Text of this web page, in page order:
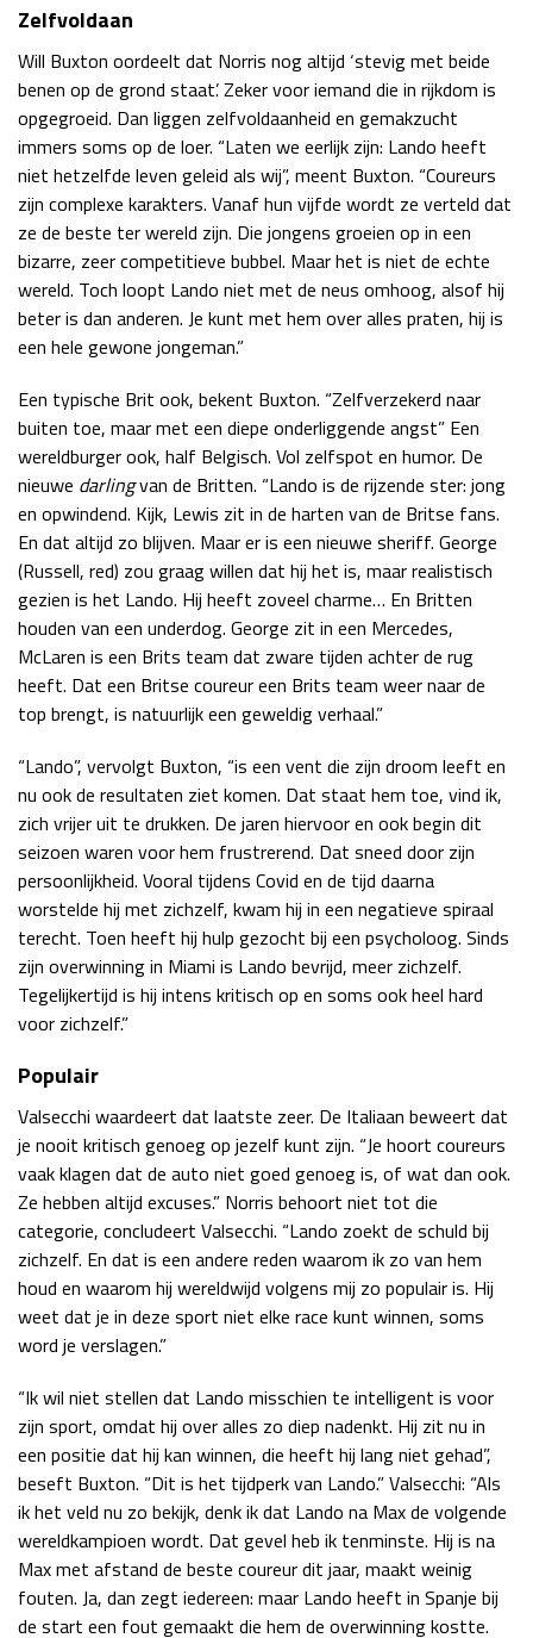
Zelfvoldaan
Will Buxton oordeelt dat Norris nog altijd ‘stevig met beide
benen op de grond staat’. Zeker voor iemand die in rijkdom is
opgegroeid. Dan liggen zelfvoldaanheid en gemakzucht
immers soms op de loer. “Laten we eerlijk zijn: Lando heeft
niet hetzelfde leven geleid als wij”, meent Buxton. “Coureurs
zijn complexe karakters. Vanaf hun vijfde wordt ze verteld dat
ze de beste ter wereld zijn. Die jongens groeien op in een
bizarre, zeer competitieve bubbel. Maar het is niet de echte
wereld. Toch loopt Lando niet met de neus omhoog, alsof hij
beter is dan anderen. Je kunt met hem over alles praten, hij is
een hele gewone jongeman.”
Een typische Brit ook, bekent Buxton. “Zelfverzekerd naar
buiten toe, maar met een diepe onderliggende angst” Een
wereldburger ook, half Belgisch. Vol zelfspot en humor. De
nieuwe darlingvan de Britten. “Lando is de rijzende ster: jong
en opwindend. Kijk, Lewis zit in de harten van de Britse fans.
En dat altijd zo blijven. Maar er is een nieuwe sheriff. George
(Russell, red) zou graag willen dat hij het is, maar realistisch
gezien is het Lando. Hij heeft zoveel charme… En Britten
houden van een underdog. George zit in een Mercedes,
McLaren is een Brits team dat zware tijden achter de rug
heeft. Dat een Britse coureur een Brits team weer naar de
top brengt, is natuurlijk een geweldig verhaal.”
“Lando”, vervolgt Buxton, “is een vent die zijn droom leeft en
nu ook de resultaten ziet komen. Dat staat hem toe, vind ik,
zich vrijer uit te drukken. De jaren hiervoor en ook begin dit
seizoen waren voor hem frustrerend. Dat sneed door zijn
persoonlijkheid. Vooral tijdens Covid en de tijd daarna
worstelde hij met zichzelf, kwam hij in een negatieve spiraal
terecht. Toen heeft hij hulp gezocht bij een psycholoog. Sinds
zijn overwinning in Miami is Lando bevrijd, meer zichzelf.
Tegelijkertijd is hij intens kritisch op en soms ook heel hard
voor zichzelf.”
Populair
Valsecchi waardeert dat laatste zeer. De Italiaan beweert dat
je nooit kritisch genoeg op jezelf kunt zijn. “Je hoort coureurs
vaak klagen dat de auto niet goed genoeg is, of wat dan ook.
Ze hebben altijd excuses.” Norris behoort niet tot die
categorie, concludeert Valsecchi. “Lando zoekt de schuld bij
zichzelf. En dat is een andere reden waarom ik zo van hem
houd en waarom hij wereldwijd volgens mij zo populair is. Hij
weet dat je in deze sport niet elke race kunt winnen, soms
word je verslagen.”
“Ik wil niet stellen dat Lando misschien te intelligent is voor
zijn sport, omdat hij over alles zo diep nadenkt. Hij zit nu in
een positie dat hij kan winnen, die heeft hij lang niet gehad”,
beseft Buxton. “Dit is het tijdperk van Lando.” Valsecchi: “Als
ik het veld nu zo bekijk, denk ik dat Lando na Max de volgende
wereldkampioen wordt. Dat gevel heb ik tenminste. Hij is na
Max met afstand de beste coureur dit jaar, maakt weinig
fouten. Ja, dan zegt iedereen: maar Lando heeft in Spanje bij
de start een fout gemaakt die hem de overwinning kostte.